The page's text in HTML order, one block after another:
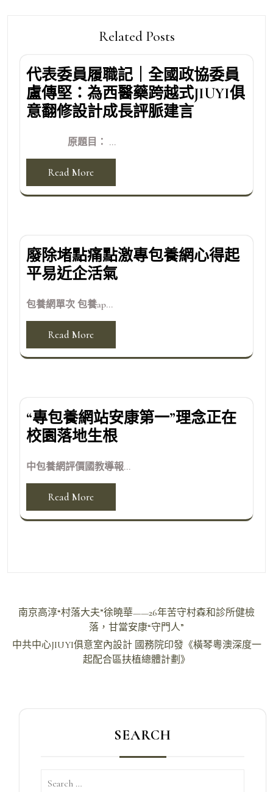
Related Posts
代表委員履職記｜全國政協委員
盧傳堅：為西醫藥跨越式JIUYI俱
意翻修設計成長評脈建言
原題目： ...
Read More
廢除堵點痛點激專包養網心得起
平易近企活氣
包養網單次 包養ap...
Read More
“專包養網站安康第一”理念正在
校園落地生根
中包養網評價國教導報...
Read More
文
導
南京高淳“村落大夫”徐曉華——26年苦守村森和診所健檢
落，甘當安康“守門人”
中共中心JIUYI俱意室內設計 國務院印發《橫琴粵澳深度一
起配合區扶植總體計劃》
SEARCH